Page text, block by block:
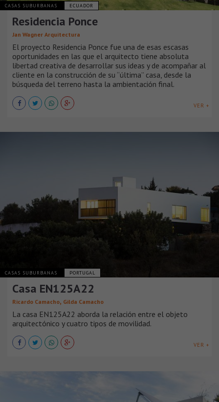
CASAS SUBURBANAS ECUADOR
Residencia Ponce
Jan Wagner Arquitectura
El proyecto Residencia Ponce fue una de esas escasas
oportunidades en las que el arquitecto tiene absoluta
libertad creativa de desarrollar sus ideas y de acompañar al
cliente en la construcción de su “última” casa, desde la
búsqueda del terreno hasta la ambientación final.
VER +
CASAS SUBURBANAS PORTUGAL
Casa EN125A22
Ricardo Camacho, Gilda Camacho
La casa EN125A22 aborda la relación entre el objeto
arquitectónico y cuatro tipos de movilidad.
VER +